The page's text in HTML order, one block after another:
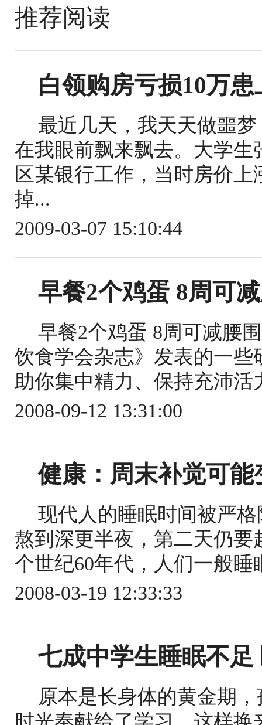
推荐阅读
白领购房亏损10万
最近几天，我天天做噩
在我眼前飘来飘去。大学
区某银行工作，当时房价
掉...
2009-03-07 15:10:44
早餐2个鸡蛋 8周可
早餐2个鸡蛋 8周可减腰
饮食学会杂志》发表的一
助你集中精力、保持充沛
2008-09-12 13:31:00
健康：周末补觉可能
现代人的睡眠时间被严
熬到深更半夜，第二天仍
个世纪60年代，人们一般
2008-03-19 12:33:33
七成中学生睡眠不
原本是长身体的黄金期